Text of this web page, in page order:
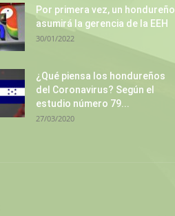
Por primera vez, un hondureño
asumirá la gerencia de la EEH
30/01/2022
¿Qué piensa los hondureños
del Coronavirus? Según el
estudio número 79...
27/03/2020